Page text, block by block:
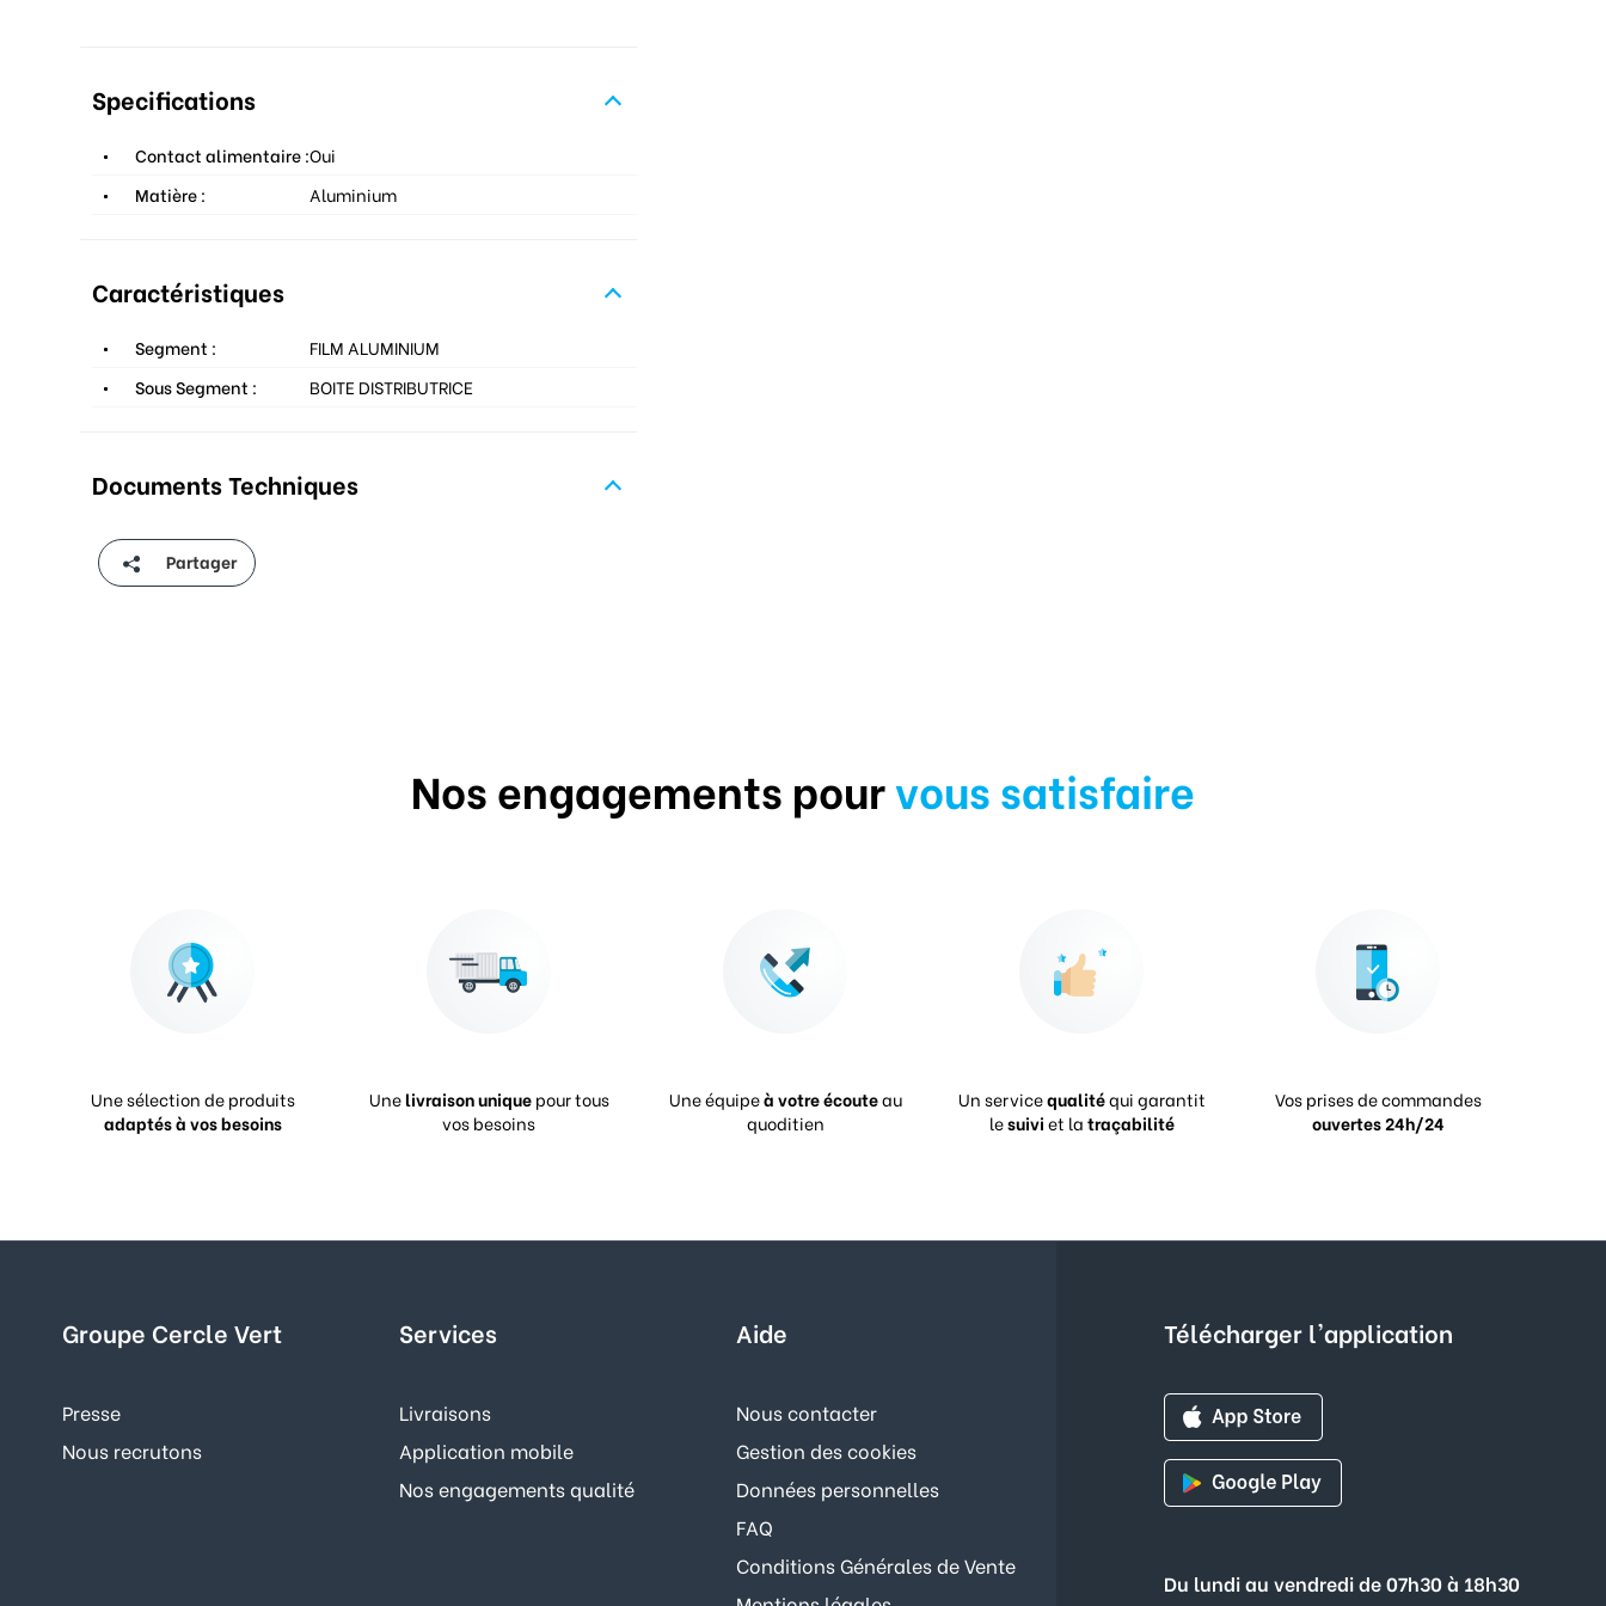
Specifications
Contact alimentaire :Oui
Matière :
Aluminium
Caractéristiques
Segment :
FILM ALUMINIUM
Sous Segment :
BOITE DISTRIBUTRICE
Documents Techniques
Partager
Nos engagements pourvous satisfaire
Une sélection de produits
adaptés à vos besoins
Unelivraison uniquepour tous
vos besoins
Une équipeà votre écouteau
quoditien
Un servicequalitéqui garantit
lesuiviet latraçabilité
Vos prises de commandes
ouvertes 24h/24
Groupe Cercle Vert
Presse
Nous recrutons
Services
Livraisons
Application mobile
Nos engagements qualité
Aide
Nous contacter
Gestion des cookies
Données personnelles
FAQ
Conditions Générales de Vente
Télécharger l'application
Du lundi au vendredi de 07h30 à 18h30